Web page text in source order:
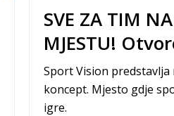
SVE ZA TIM
MJESTU!
Salesa uz -
iznos računa!
Sport Vision predstavlja
koncept. Mjesto gdje
igre.